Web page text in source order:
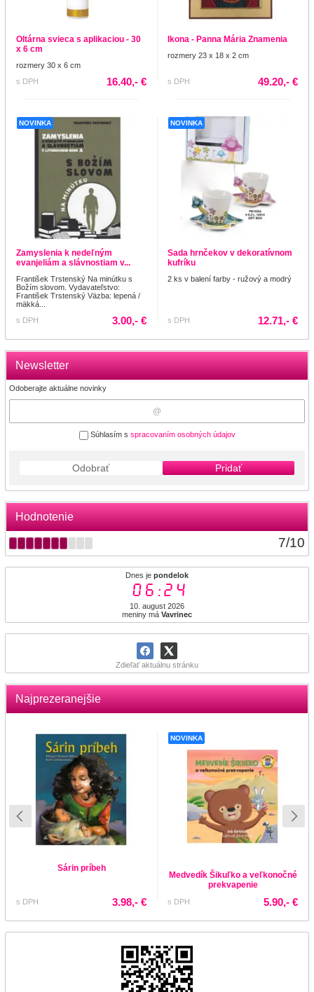
Newsletter
Odoberajte aktuálne novinky
Súhlasím s spracovaním osobných údajov
Odobrať Pridať
Hodnotenie
7/10
Dnes je pondelok
06:24
10. august 2026
meniny má Vavrinec
Zdieľať aktuálnu stránku
Najprezeranejšie
Sárin príbeh
s DPH 3.98,- €
NOVINKA
Medvedík Šikuľko a veľkonočné
prekvapenie
s DPH 5.90,- €
Oltárna svieca s aplikaciou - 30
x 6 cm
rozmery 30 x 6 cm
s DPH
16.40,- €
Ikona - Panna Mária Znamenia
rozmery 23 x 18 x 2 cm
s DPH 49.20,- €
NOVINKA
Zamyslenia k nedeľným
evanjeliám a slávnostiam v...
František Trstenský Na minútku s
Božím slovom. Vydavateľstvo:
František Trstenský Väzba: lepená /
mäkká...
s DPH
3.00,- €
NOVINKA
Sada hrnčekov v dekoratívnom
kufríku
2 ks v balení farby - ružový a modrý
s DPH 12.71,- €